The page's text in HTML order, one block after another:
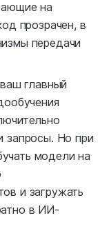
на
прозрачен, в
передачи
главный
запросы. Но при
модели на
и загружать
в ИИ-